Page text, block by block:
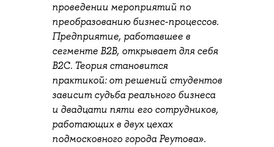
проведении мероприятий по
преобразованию бизнес-процессов.
Предприятие, работавшее в
сегменте B2B, открывает для себя
B2C. Теория становится
практикой: от решений студентов
зависит судьба реального бизнеса
и двадцати пяти его сотрудников,
работающих в двух цехах
подмосковного города Реутова».